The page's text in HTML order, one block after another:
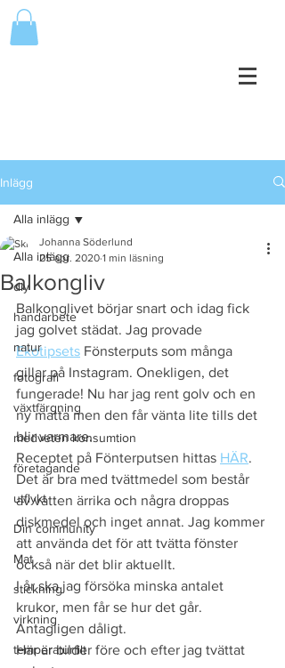
Inlägg
Alla inlägg
diy
handarbete
natur
fotografi
växtfärgning
medveten konsumtion
företagande
utflykt
Din community
Mat
stickning
virkning
temperaturfilt
Alla inlägg
Balkongliv
Johanna Söderlund
25 apr. 2020 1 min läsning
Balkonglivet börjar snart och idag fick
jag golvet städat. Jag provade
Ekotipsets Fönsterputs som många
gillar på Instagram. Onekligen, det
fungerade! Nu har jag rent golv och en
ny matta men den får vänta lite tills det
blir varmare.
Receptet på Fönterputsen hittas HÄR.
Det är bra med tvättmedel som består
av vatten ärrika och några droppas
diskmedel och inget annat. Jag kommer
att använda det för att tvätta fönster
också när det blir aktuellt.
I år ska jag försöka minska antalet
krukor, men får se hur det går.
Antagligen dåligt.
Här är bilder före och efter jag tvättat